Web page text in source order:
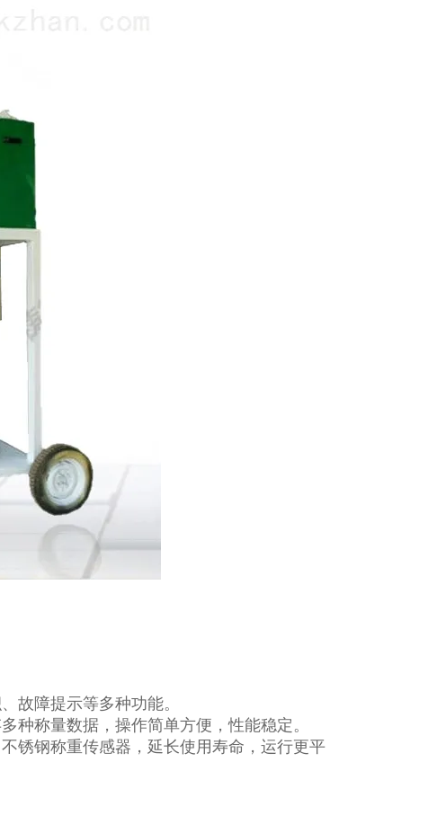
故障提示等多种功能。
称量数据，操作简单方便，性能稳定。
锈钢称重传感器，延长使用寿命，运行更平